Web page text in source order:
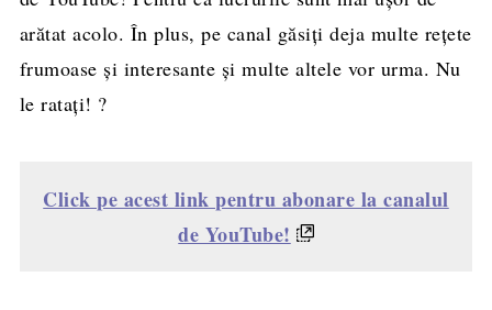
arătat acolo. În plus, pe canal găsiți deja multe rețete
frumoase și interesante și multe altele vor urma. Nu
le ratați! ?
Click pe acest link pentru abonare la canalul
de YouTube!